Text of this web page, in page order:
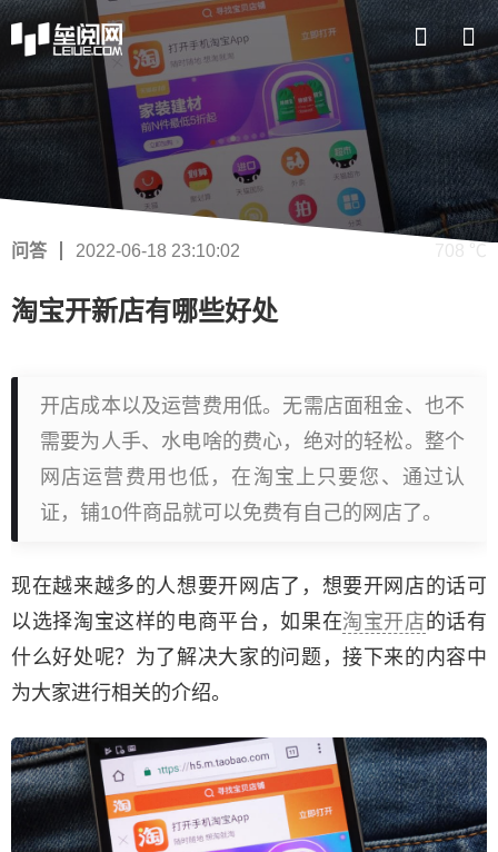
问答 2022-06-18 23:10:02 708 ℃
淘宝开新店有哪些好处
开店成本以及运营费用低。无需店面租金、也不
需要为人手、水电啥的费心，绝对的轻松。整个
网店运营费用也低，在淘宝上只要您、通过认
证，铺10件商品就可以免费有自己的网店了。
现在越来越多的人想要开网店了，想要开网店的话可
以选择淘宝这样的电商平台，如果在淘宝开店 的话有
什么好处呢？为了解决大家的问题，接下来的内容中
为大家进行相关的介绍。